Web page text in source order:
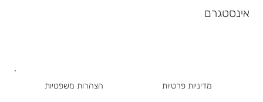
אינסטגרם
מדיניות פרטיות הצהרות משפטיות